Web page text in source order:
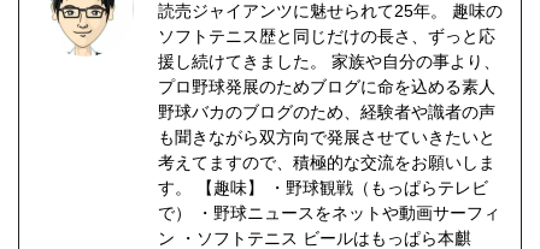
読売ジャイアンツに魅せられて25年。 趣味の
ソフトテニス歴と同じだけの長さ、ずっと応
援し続けてきました。 家族や自分の事より、
プロ野球発展のためブログに命を込める素人
野球バカのブログのため、経験者や識者の声
も聞きながら双方向で発展させていきたいと
考えてますので、積極的な交流をお願いしま
す。 【趣味】 ・野球観戦（もっぱらテレビ
で） ・野球ニュースをネットや動画サーフィ
ン ・ソフトテニス ビールはもっぱら本麒